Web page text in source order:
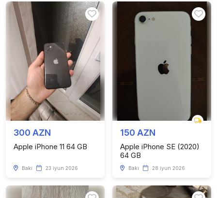
300 AZN
Apple iPhone 11 64 GB
Bakı 23 iyun 2026
150 AZN
Apple iPhone SE (2020)
64 GB
Bakı 28 iyun 2026